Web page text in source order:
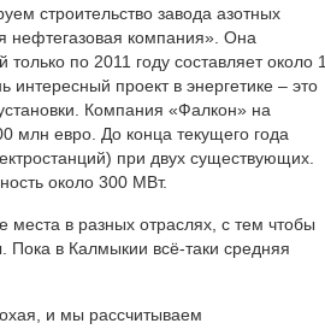
строительство завода азотных
нефтегазовая компания». Она
по 2011 году составляет около 1
проект в энергетике – это
Компания «Фалкон» на
млн евро. До конца текущего года
при двух существующих.
около 300 МВт.
места в разных отраслях, с тем чтобы
Пока в Калмыкии всё-таки средняя
и мы рассчитываем